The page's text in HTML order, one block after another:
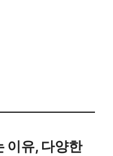
이유, 다양한